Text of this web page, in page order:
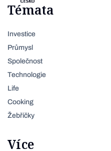
Témata
Investice
Průmysl
Společnost
Technologie
Life
Cooking
Žebříčky
Více